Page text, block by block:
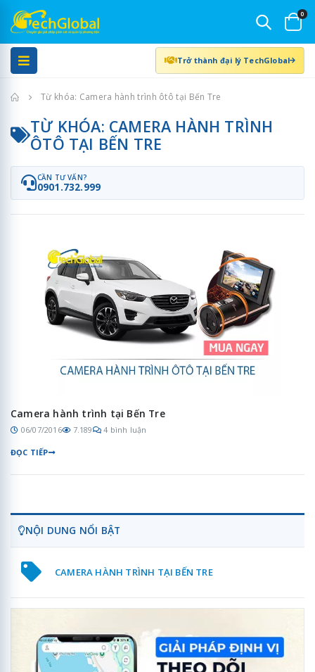
0
Trở thành đại lý TechGlobal
Trang chủTừ khóa: Camera hành trình ôtô tại Bến Tre
TỪ KHÓA: CAMERA HÀNH TRÌNH
ÔTÔ TẠI BẾN TRE
CẦN TƯ VẤN?
0901.732.999
Camera hành trình tại Bến Tre
06/07/2016 7.189 4 bình luận
ĐỌC TIẾP
NỘI DUNG NỔI BẬT
CAMERA HÀNH TRÌNH TẠI BẾN TRE